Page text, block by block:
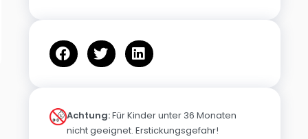
Achtung:Für Kinder unter 36 Monaten
nicht geeignet. Erstickungsgefahr!